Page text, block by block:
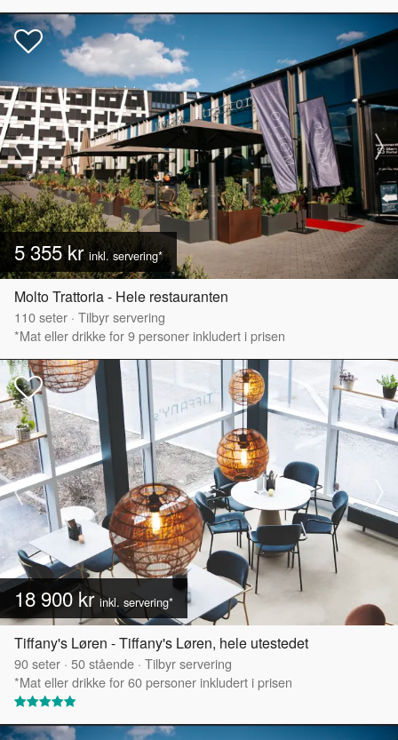
5 355 krinkl. servering*
Molto Trattoria - Hele restauranten
110seter · Tilbyr servering
*Mat eller drikke for 9 personer inkludert i prisen
18 900 kr inkl. servering*
Tiffany's Løren - Tiffany's Løren, hele utestedet
90seter · 50stående · Tilbyr servering
*Mat eller drikke for 60 personer inkludert i prisen